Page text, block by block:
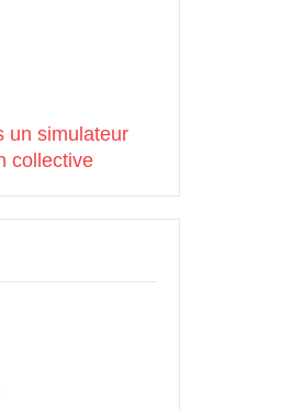
un simulateur
collective